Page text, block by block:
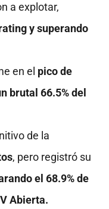
a explotar,
y superando
en el pico de
brutal 66.5% del
de la
, pero registró su
el 68.9% de
Abierta.